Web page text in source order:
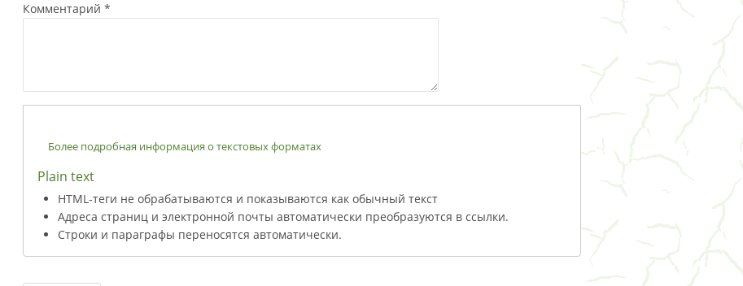
Комментарий *
Более подробная информация о текстовых форматах
Plain text
HTML-теги не обрабатываются и показываются как обычный текст
Адреса страниц и электронной почты автоматически преобразуются в ссылки.
Строки и параграфы переносятся автоматически.